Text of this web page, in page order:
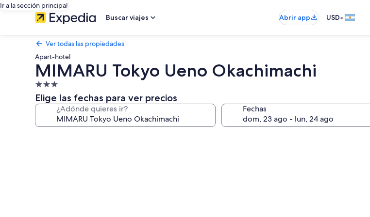
Ir a la sección principal
Buscar viajes
Abrir app USD•
Ver todas las propiedades
Apart-hotel
MIMARU Tokyo Ueno Okachimachi
Propiedad
de
3.0
estrellas
Elige las fechas para ver precios
¿Adónde quieres ir? Fechas